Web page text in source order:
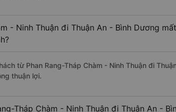
- Ninh Thuận đi Thuận An - Bình Dương
từ Phan Rang-Tháp Chàm - Ninh Thuận đi
thuận lợi.
Tháp Chàm - Ninh Thuận đi Thuận An -